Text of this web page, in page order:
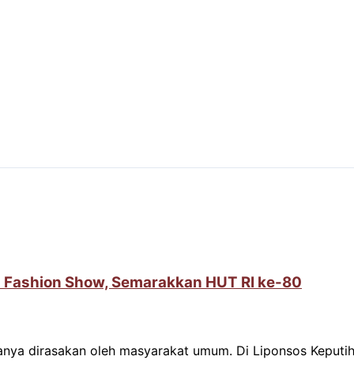
Show, Semarakkan HUT RI ke-80
dirasakan oleh masyarakat umum. Di Liponsos